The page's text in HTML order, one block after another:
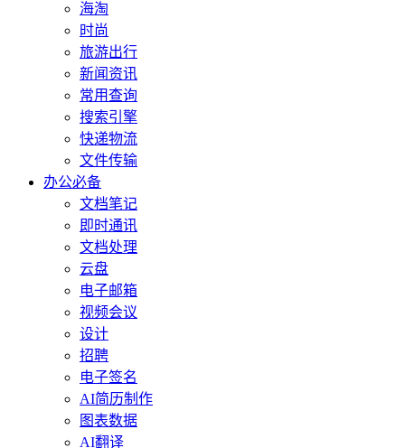
海淘
时尚
旅游出行
新闻资讯
常用查询
搜索引擎
快递物流
文件传输
办公必备
文档笔记
即时通讯
文档处理
云盘
电子邮箱
视频会议
设计
招聘
电子签名
AI简历制作
图表数据
AI翻译